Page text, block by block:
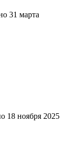
31 марта
18 ноября 2025